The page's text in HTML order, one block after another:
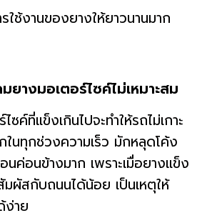
ใช้งานของยางให้ยาวนานมาก
ยางมอเตอร์ไซค์ไม่เหมาะสม
ซค์ที่แข็งเกินไปจะทำให้รถไม่เกาะ
นทุกช่วงความเร็ว มักหลุดโค้ง
นค่อนข้างมาก เพราะเมื่อยางแข็ง
มผัสกับถนนได้น้อย เป็นเหตุให้
ง่าย